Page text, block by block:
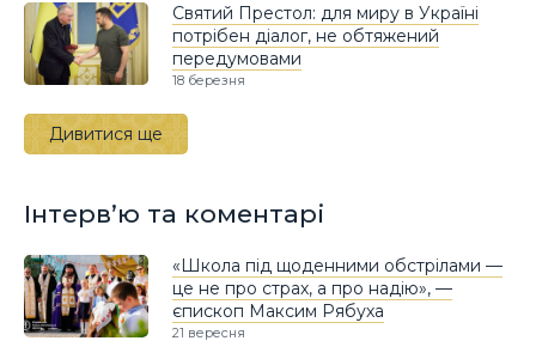
Святий Престол: для миру в Україні
потрібен діалог, не обтяжений
передумовами
18 березня
Дивитися ще
Інтерв’ю та коментарі
«Школа під щоденними обстрілами —
це не про страх, а про надію», —
єпископ Максим Рябуха
21 вересня